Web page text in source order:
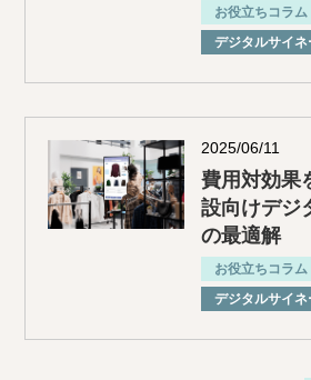
お役立ちコラム
デジタルサイネ
2025/06/11
費用対効果
設向けデジ
の最適解
お役立ちコラム
デジタルサイネ